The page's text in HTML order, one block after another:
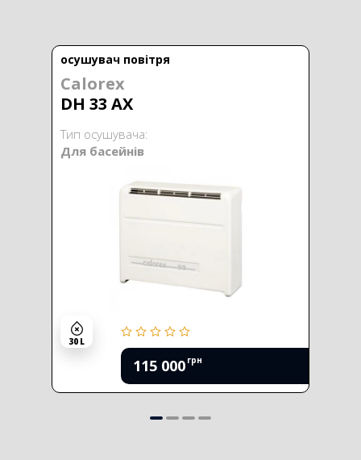
осушувач повітря
Calorex
DH 33 AX
Тип осушувача:
Для басейнів
115 000 грн
30 L